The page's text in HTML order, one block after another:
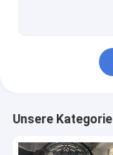
Ausgeglichenes
Unsere